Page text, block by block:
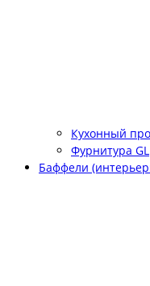
Кухонный
Фурнитура GL
Баффели